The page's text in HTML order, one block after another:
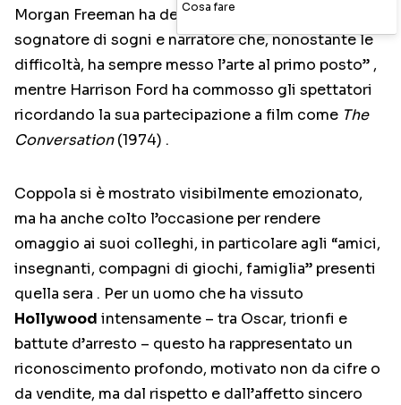
Morgan Freeman ha detto di lui che “è un
sognatore di sogni e narratore che, nonostante le
difficoltà, ha sempre messo l’arte al primo posto” ,
mentre Harrison Ford ha commosso gli spettatori
ricordando la sua partecipazione a film come The
Conversation(1974) .
Coppola si è mostrato visibilmente emozionato,
ma ha anche colto l’occasione per rendere
omaggio ai suoi colleghi, in particolare agli “amici,
insegnanti, compagni di giochi, famiglia” presenti
quella sera . Per un uomo che ha vissuto
Hollywood intensamente – tra Oscar, trionfi e
battute d’arresto – questo ha rappresentato un
riconoscimento profondo, motivato non da cifre o
da vendite, ma dal rispetto e dall’affetto sincero
Cosa fare